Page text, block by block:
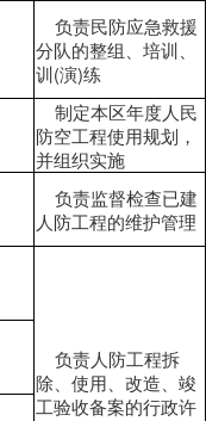
负责民防应急救援
分队的整组、培训、
训(演)练
制定本区年度人民
防空工程使用规划，
并组织实施
负责监督检查已建
人防工程的维护管理
负责人防工程拆
除、使用、改造、竣
工验收备案的行政许